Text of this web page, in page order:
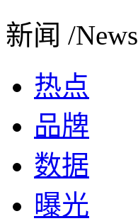
新闻 /News
热点
品牌
数据
曝光